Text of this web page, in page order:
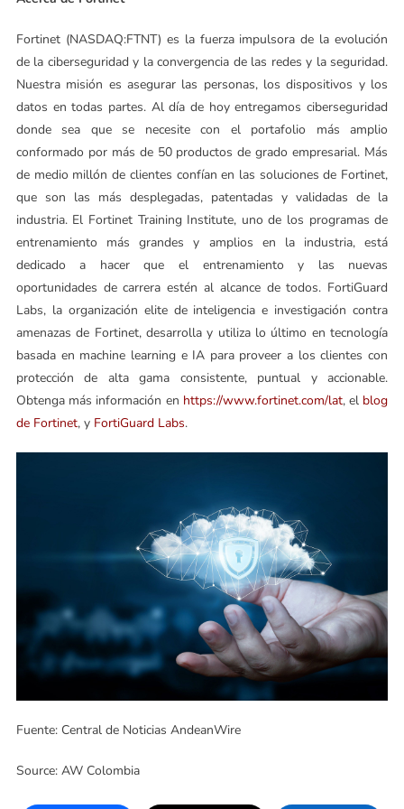
Fortinet (NASDAQ:FTNT) es la fuerza impulsora de la evolución
de la ciberseguridad y la convergencia de las redes y la seguridad.
Nuestra misión es asegurar las personas, los dispositivos y los
datos en todas partes. Al día de hoy entregamos ciberseguridad
donde sea que se necesite con el portafolio más amplio
conformado por más de 50 productos de grado empresarial. Más
de medio millón de clientes confían en las soluciones de Fortinet,
que son las más desplegadas, patentadas y validadas de la
industria. El Fortinet Training Institute, uno de los programas de
entrenamiento más grandes y amplios en la industria, está
dedicado a hacer que el entrenamiento y las nuevas
oportunidades de carrera estén al alcance de todos. FortiGuard
Labs, la organización elite de inteligencia e investigación contra
amenazas de Fortinet, desarrolla y utiliza lo último en tecnología
basada en machine learning e IA para proveer a los clientes con
protección de alta gama consistente, puntual y accionable.
Obtenga más información en https://www.fortinet.com/lat, el blog
de Fortinet, y FortiGuard Labs.
Fuente: Central de Noticias AndeanWire
Source: AW Colombia